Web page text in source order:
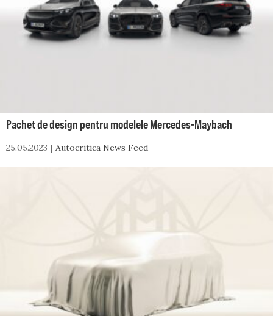
Pachet de design pentru modelele Mercedes-Maybach
25.05.2023 Autocritica News Feed